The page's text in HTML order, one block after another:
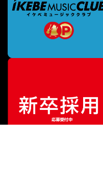
販売価格¥3,273（税込）